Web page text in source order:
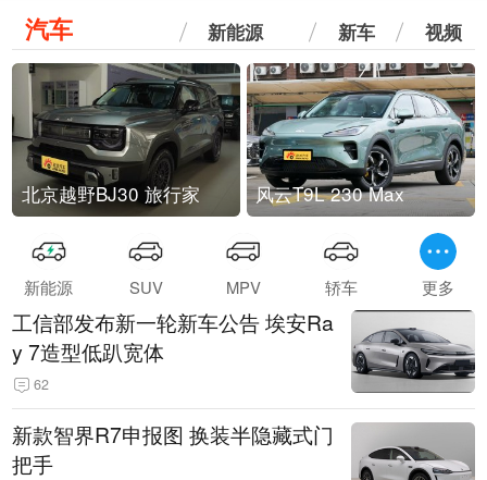
汽车 新能源 新车 视频
北京越野BJ30 旅行家 风云T9L 230 Max
新能源 SUV MPV 轿车 更多
工信部发布新一轮新车公告 埃安Ra
y 7造型低趴宽体
62
新款智界R7申报图 换装半隐藏式门
把手